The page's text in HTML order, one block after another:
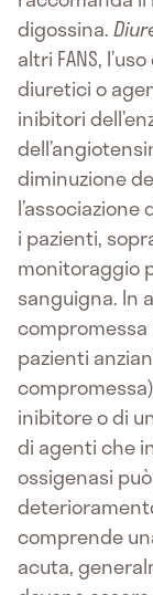
digossina.
altri FANS,
diuretici o
inibitori
diminuzione
i pazienti,
monitoraggio
sanguigna. In
pazienti
inibitore o di
di agenti che
ossigenasi
comprende
acuta,